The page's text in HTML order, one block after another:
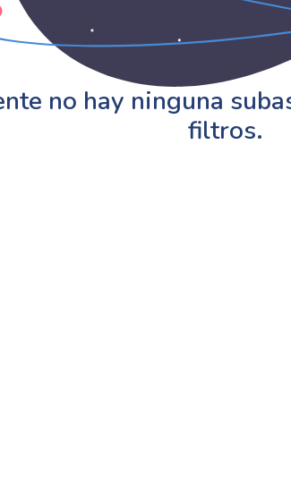
no hay ninguna
filtros.